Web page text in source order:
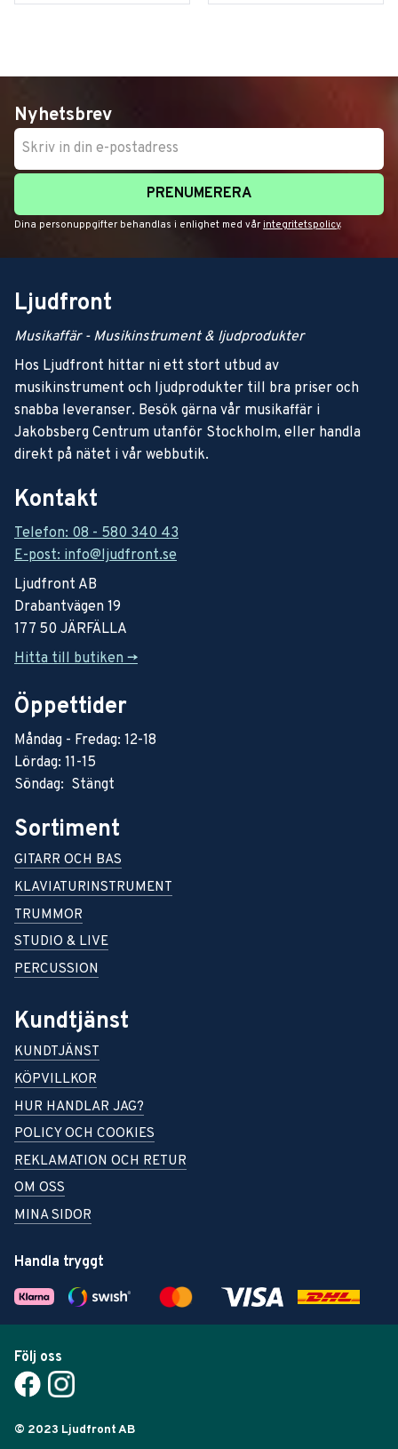
Nyhetsbrev
PRENUMERERA
Dina personuppgifter behandlas i enlighet med vår integritetspolicy.
Ljudfront
Musikaffär - Musikinstrument & ljudprodukter
Hos Ljudfront hittar ni ett stort utbud av
musikinstrument och ljudprodukter till bra priser och
snabba leveranser. Besök gärna vår musikaffär i
Jakobsberg Centrum utanför Stockholm, eller handla
direkt på nätet i vår webbutik.
Kontakt
Telefon: 08 - 580 340 43
E-post: info@ljudfront.se
Ljudfront AB
Drabantvägen 19
177 50 JÄRFÄLLA
Hitta till butiken ->
Öppettider
Måndag - Fredag: 12-18
Lördag: 11-15
Söndag: Stängt
Sortiment
GITARR OCH BAS
KLAVIATURINSTRUMENT
TRUMMOR
STUDIO & LIVE
PERCUSSION
Kundtjänst
KUNDTJÄNST
KÖPVILLKOR
HUR HANDLAR JAG?
POLICY OCH COOKIES
REKLAMATION OCH RETUR
OM OSS
MINA SIDOR
Handla tryggt
Följ oss
© 2023 Ljudfront AB